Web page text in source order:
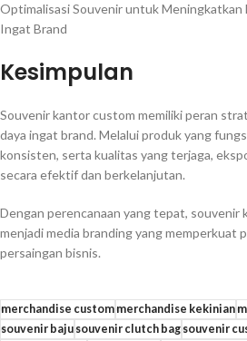
Optimalisasi Souvenir untuk Meningkatkan
Ingat Brand
Kesimpulan
Souvenir kantor custom memiliki peran
daya ingat brand. Melalui produk yang
konsisten, serta kualitas yang terjaga,
secara efektif dan berkelanjutan.
Dengan perencanaan yang tepat, souvenir
menjadi media branding yang memperkuat
persaingan bisnis.
merchandise custommerchandise kekinian
souvenir bajusouvenir clutch bagsouvenir